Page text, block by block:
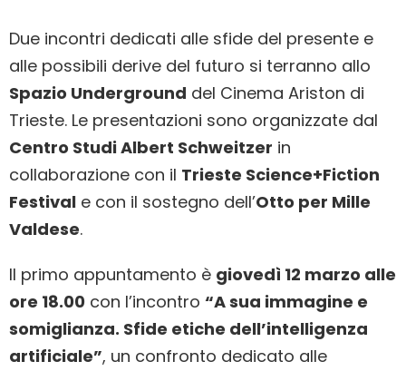
Due incontri dedicati alle sfide del presente e
alle possibili derive del futuro si terranno allo
Spazio Underground del Cinema Ariston di
Trieste. Le presentazioni sono organizzate dal
Centro Studi Albert Schweitzer in
collaborazione con il Trieste Science+Fiction
Festival e con il sostegno dell’Otto per Mille
Valdese.
Il primo appuntamento è giovedì 12 marzo alle
ore 18.00 con l’incontro “A sua immagine e
somiglianza. Sfide etiche dell’intelligenza
artificiale”, un confronto dedicato alle